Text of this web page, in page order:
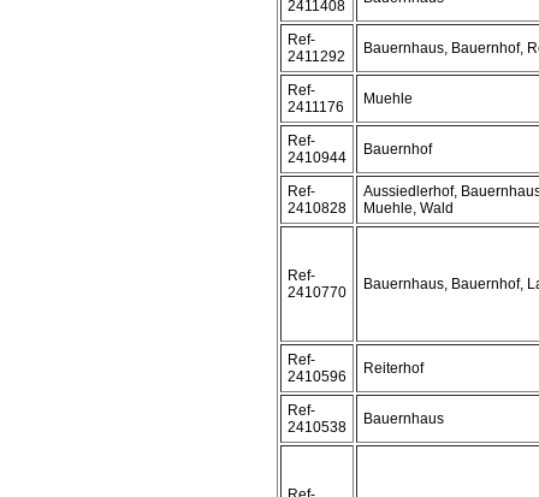
2411408
Ref-
2411292
Bauernhaus, Bauernhof,
Ref-
2411176
Muehle
Ref-
2410944
Bauernhof
Ref-
2410828
Aussiedlerhof,
Muehle, Wald
Ref-
2410770
Bauernhaus, Bauernhof,
Ref-
2410596
Reiterhof
Ref-
2410538
Bauernhaus